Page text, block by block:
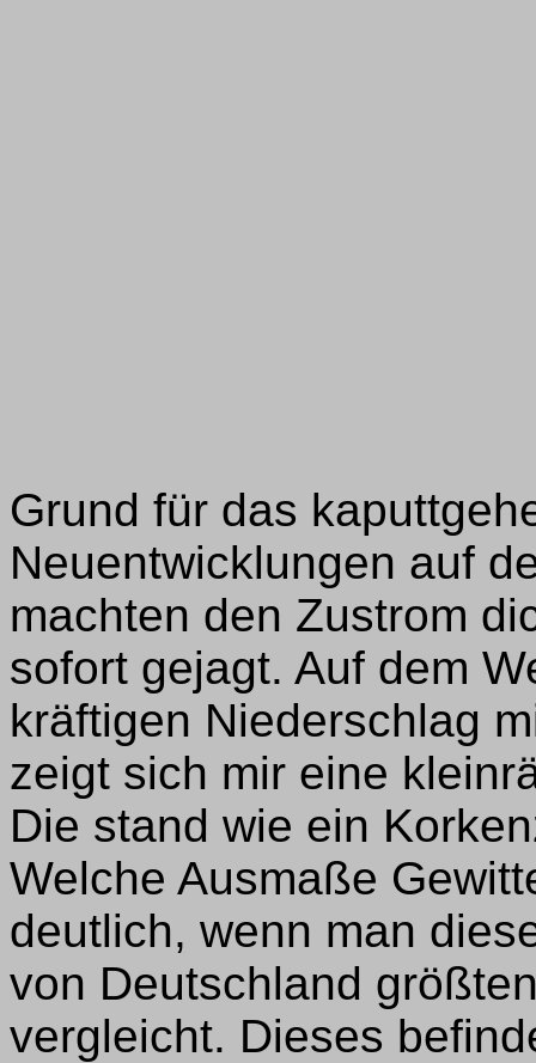
Grund für das
Neuentwicklungen auf
machten den Zustrom
sofort gejagt. Auf dem
kräftigen Niederschlag
zeigt sich mir eine
Die stand wie ein
Welche Ausmaße
deutlich, wenn man
von Deutschland
vergleicht. Dieses